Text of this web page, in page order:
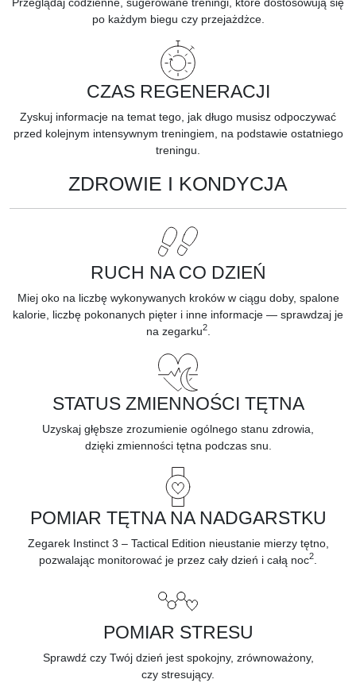
po każdym biegu czy przejażdżce.
CZAS REGENERACJI
Zyskuj informacje na temat tego, jak długo musisz odpoczywać
przed kolejnym intensywnym treningiem, na podstawie ostatniego
treningu.
ZDROWIE I KONDYCJA
RUCH NA CO DZIEŃ
Miej oko na liczbę wykonywanych kroków w ciągu doby, spalone
kalorie, liczbę pokonanych pięter i inne informacje — sprawdzaj je
na zegarku2.
STATUS ZMIENNOŚCI TĘTNA
Uzyskaj głębsze zrozumienie ogólnego stanu zdrowia,
dzięki zmienności tętna podczas snu.
POMIAR TĘTNA NA NADGARSTKU
Zegarek Instinct 3 – Tactical Edition nieustanie mierzy tętno,
pozwalając monitorować je przez cały dzień i całą noc2
POMIAR STRESU
Sprawdź czy Twój dzień jest spokojny, zrównoważony,
czy stresujący.